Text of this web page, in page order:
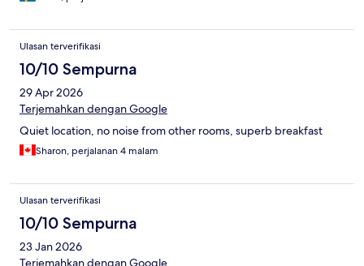
Ulasan terverifikasi
10/10 Sempurna
29 Apr 2026
Terjemahkan dengan Google
Quiet location, no noise from other rooms, superb breakfast
Sharon, perjalanan 4 malam
Ulasan terverifikasi
10/10 Sempurna
23 Jan 2026
Terjemahkan dengan Google